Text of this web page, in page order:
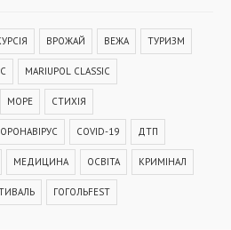
ВРОЖАЙ ВЕЖА ТУРИЗМ
MARIUPOL CLASSIC
МОРЕ СТИХІЯ
COVID-19 ДТП
МЕДИЦИНА ОСВІТА КРИМІНАЛ
ГОГОЛЬFEST